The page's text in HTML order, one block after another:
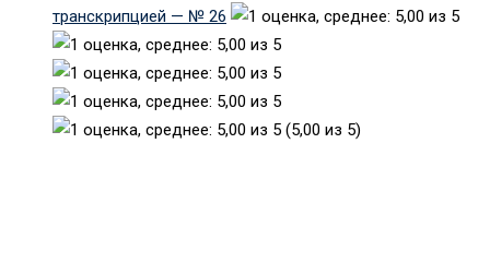
транскрипцией — № 26
(5,00 из 5)